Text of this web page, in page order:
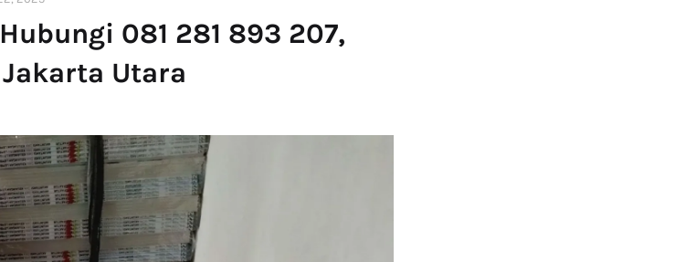
081 281 893 207,
Utara